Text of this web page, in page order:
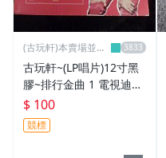
(古玩軒)本賣場並無
古玩軒~(LP唱片)12寸黑
膠~排行金曲 1 電視迪斯
可比賽冠軍~KMG541
$ 100
競標